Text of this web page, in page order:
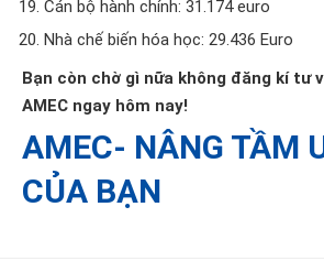
Cán bộ hành chính: 31.174 euro
Nhà chế biến hóa học: 29.436 Euro
Bạn còn chờ gì nữa không đăng kí tư
AMEC ngay hôm nay!
AMEC- NÂNG TẦM
CỦA BẠN